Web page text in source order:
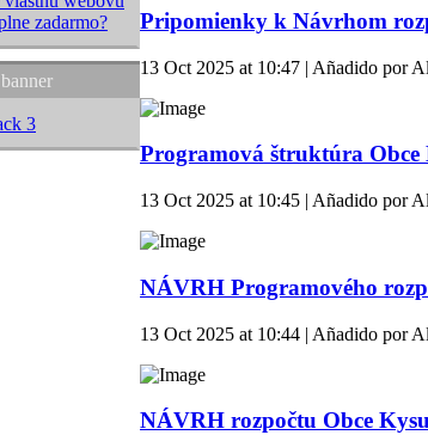
banner
Pripomienky k Návrhom
13 Oct 2025 at 10:47 | Añadido por
Programová štruktúra Obce
13 Oct 2025 at 10:45 | Añadido por
NÁVRH Programového
13 Oct 2025 at 10:44 | Añadido por
NÁVRH rozpočtu Obce